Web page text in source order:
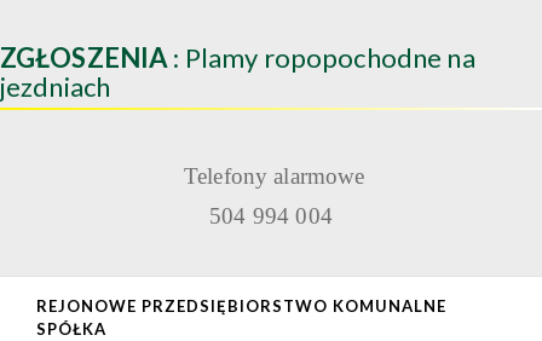
ZGŁOSZENIA : Plamy ropopochodne na
jezdniach
Telefony alarmowe
504 994 004
REJONOWE PRZEDSIĘBIORSTWO KOMUNALNE
SPÓŁKA